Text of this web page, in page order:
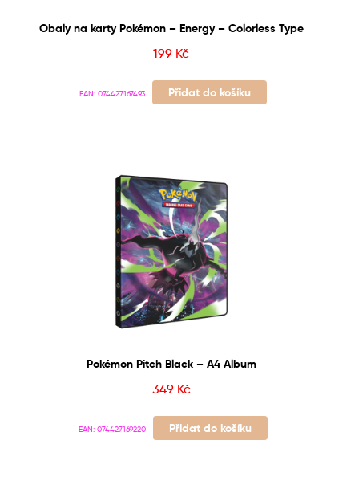
Obaly na karty Pokémon – Energy – Colorless Type
199 Kč
EAN: 074427167493 Přidat do košíku
Pokémon Pitch Black – A4 Album
349 Kč
EAN: 074427169220 Přidat do košíku